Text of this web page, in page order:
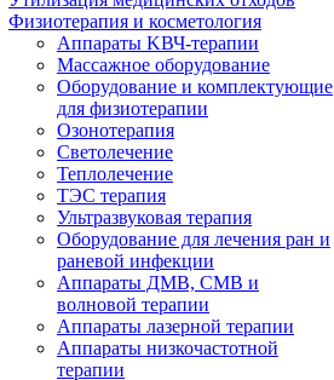
Физиотерапия и косметология
Аппараты KВЧ-терапии
Массажное оборудование
Оборудование и комплектующие
для физиотерапии
Озонотерапия
Светолечение
Теплолечение
ТЭС терапия
Ультразвуковая терапия
Оборудование для лечения ран и
раневой инфекции
Аппараты ДМВ, СМВ и
волновой терапии
Аппараты лазерной терапии
Аппараты низкочастотной
терапии